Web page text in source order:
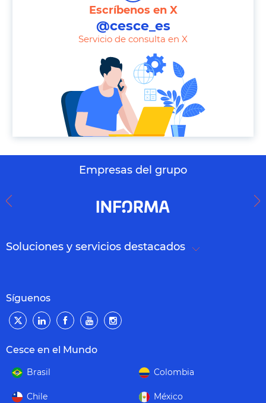
Escríbenos en X
@cesce_es
Servicio de consulta en X
Empresas del grupo
Soluciones y servicios destacados
Síguenos
Cesce en el Mundo
Brasil Colombia
Chile México